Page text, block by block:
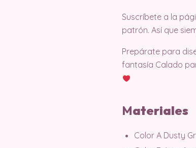
Suscríbete a la
patrón. Así que
Prepárate para
fantasía Calado
Materiales
Color A Dusty